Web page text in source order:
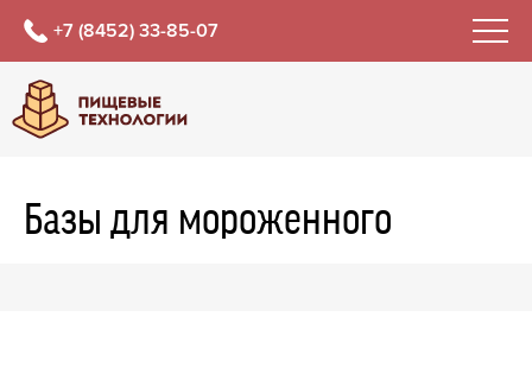
+7 (8452) 33-85-07
Базы для мороженного